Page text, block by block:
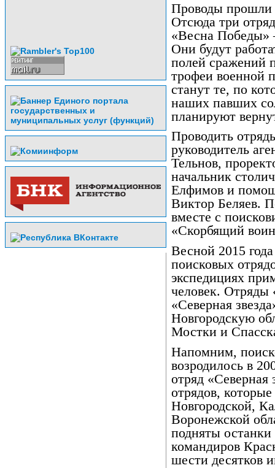
Проводы прошли
Отсюда три
«Весна Победы»
Они будут
полей сражений
трофеи военной
станут те, по
наших павших
планируют
Проводить
руководитель
Тельнов,
начальник
Елфимов и
Виктор Беляев.
вместе с
«Скорбящий
Весной 2015
поисковых
экспедициях
человек. Отряды
«Северная
Новгородскую
Мостки и
Напомним,
возродилось в
отряд «Северная
отрядов,
Новгородской,
Воронежской
подняты
командиров
шести десятков